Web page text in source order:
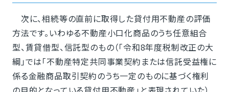
次に、相続等の直前に取得した貸付用不動産の評価
方法です。いわゆる不動産小口化商品のうち任意組合
型、賃貸借型、信託型のもの（「令和8年度税制改正の大
綱」では「不動産特定共同事業契約または信託受益権に
係る金融商品取引契約のうち一定のものに基づく権利